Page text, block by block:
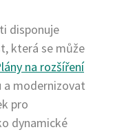
disponuje
která se může
na rozšíření
modernizovat
pro
dynamické